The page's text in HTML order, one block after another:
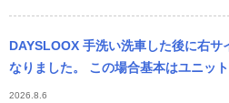
DAYSLOOX 手洗い洗車した後に右サ
なりました。 この場合基本はユニッ
色々調べたら（中身の部品だけ交換も
2026.8.6